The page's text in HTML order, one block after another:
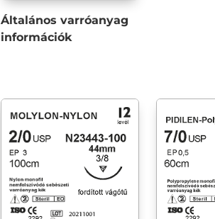
Általános varróanyag
információk